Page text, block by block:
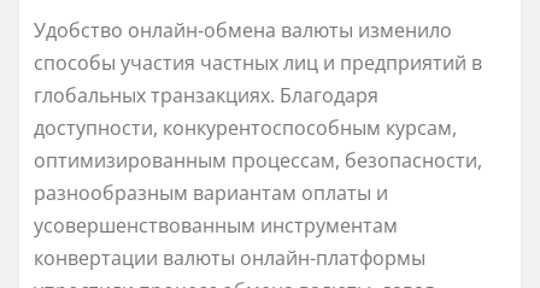
Удобство онлайн-обмена валюты изменило
способы участия частных лиц и предприятий в
глобальных транзакциях. Благодаря
доступности, конкурентоспособным курсам,
оптимизированным процессам, безопасности,
разнообразным вариантам оплаты и
усовершенствованным инструментам
конвертации валюты онлайн-платформы